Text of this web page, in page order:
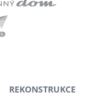
REKONSTRUKCE